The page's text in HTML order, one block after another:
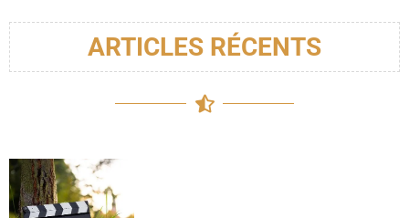
ARTICLES RÉCENTS